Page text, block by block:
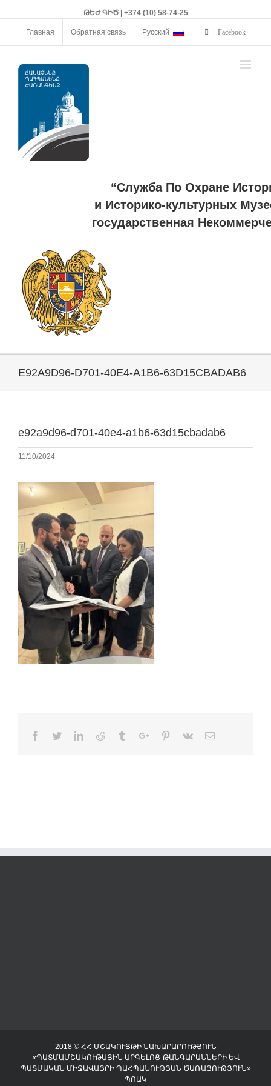
ԹԵԺ ԳԻԾ | +374 (10) 58-74-25
Главная Обратная связь Русский Facebook
“Служба По Охране
и Историко-культурных
государственная
E92A9D96-D701-40E4-A1B6-63D15CBADAB6
e92a9d96-d701-40e4-a1b6-63d15cbadab6
11/10/2024
Facebook
TwitterLinkedinReddit TumblrGoogle+Pinterest
Vk Email
2018 © ՀՀ ՄՇԱԿՈՒՅԹԻ ՆԱԽԱՐԱՐՈՒԹՅՈՒՆ
«ՊԱՏՄԱՄՇԱԿՈՒԹԱՅԻՆ ԱՐԳԵԼՈՑ-ԹԱՆԳԱՐԱՆՆԵՐԻ ԵՎ
ՊԱՏՄԱԿԱՆ ՄԻՋԱՎԱՅՐԻ ՊԱՀՊԱՆՈՒԹՅԱՆ ԾԱՌԱՅՈՒԹՅՈՒՆ»
ՊՈԱԿ